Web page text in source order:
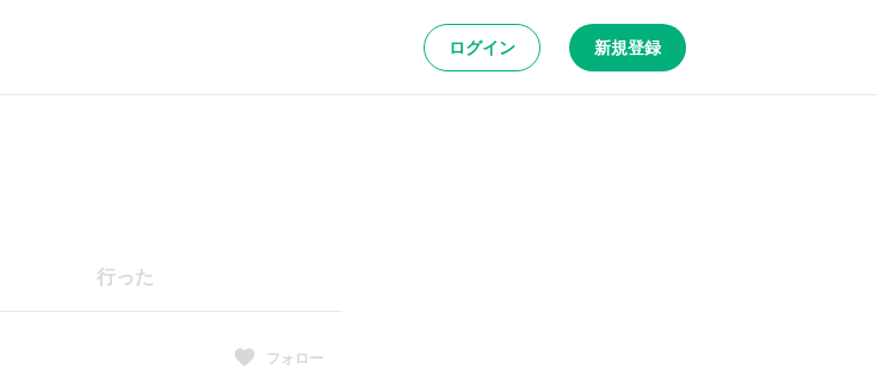
ログイン 新規登録
行った
フォロー